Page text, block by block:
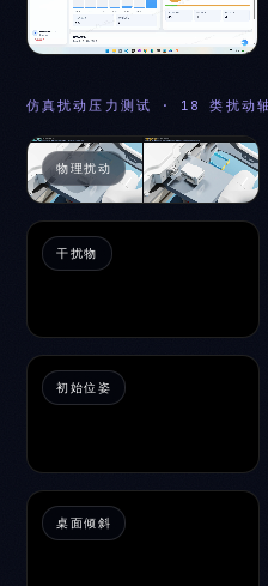
仿真扰动压力测试 · 18 类扰动
物理扰动
干扰物
初始位姿
桌面倾斜